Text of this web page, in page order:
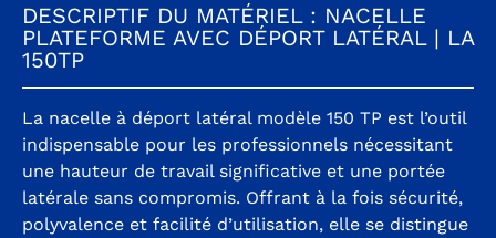
DESCRIPTIF DU MATÉRIEL : NACELLE
PLATEFORME AVEC DÉPORT LATÉRAL | LA
150TP
La nacelle à déport latéral modèle 150 TP est l’outil
indispensable pour les professionnels nécessitant
une hauteur de travail significative et une portée
latérale sans compromis. Offrant à la fois sécurité,
polyvalence et facilité d’utilisation, elle se distingue